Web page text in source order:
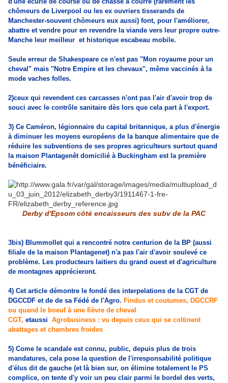
chômeurs de Liverpool ou les ex ouvriers tisserands de
Manchester-souvent chômeurs eux aussi) font, pour l'améliorer,
abattre et vendre pour en revendre la viande vers leur propre outre-
Manche leur meilleur et historique escabeau mobile.
Seule erreur de Shakespeare ce n'est pas "Mon royaume pour un
cheval" mais "Notre Empire et les chevaux", même vaccinés à la
mode vaches folles.
2)ceux qui revendent ces carcasses n'ont pas l'air d'avoir trop de
souci avec le contrôle sanitaire dès lors que cela part à l'export.
3) Ce Caméron, légionnaire du capital britannique, a plus d'énergie
à diminuer les moyens européens de la banque alimentaire que de
réduire les subventions de ses propres agriculteurs surtout quand
la maison Plantagenêt domicilié à Buckingham est la première
bénéficiaire.
Derby d'Epsom côté encaisseurs des subv de la PAC
3bis) Blummollet qui a rencontré notre centurion de la BP (aussi
filiale de la maison Plantagenet) n'a pas l'air d'avoir soulevé ce
problème. Les producteurs laitiers du grand ouest et d'agriculture
de montagnes apprécieront.
4) Cet article démontre le fondé des interpelations de la CGT de
DGCCDF et de de sa Fédé de l'Agro. Findus et coutumes, DGCCRF
ou quand le boeuf à une fièvre de cheval
CGT, etaussi Agrobusiness : vu depuis ceux qui se coltinent
abattages et chambres froides
5) Come le scandale est connu, public, depuis plus de trois
mandatures, cela pose la question de l'irresponsabilité politique
d'élus dit de gauche (et là bien sur, on élimine totalement le PS
complice, on tente d'y voir un peu clair parmi le bordel des verts,